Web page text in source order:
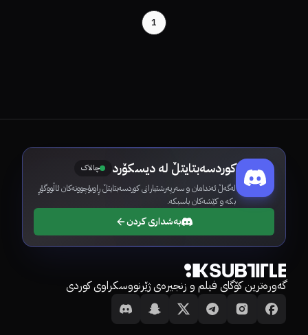
1
کوردسەبتایتڵ لە دیسکۆرد چالاک
لەگەڵ ئەندامان و سەرپەرشتیارانی کوردسەبتایتڵ ڕاوبۆچوونەکان ئاڵووگۆڕ
بکە و کێشەکان باسبکە.
بەشداری کردن
گەورەترین کۆگای فیلم و زنجیرەی ژێرنووسکراوی کوردی